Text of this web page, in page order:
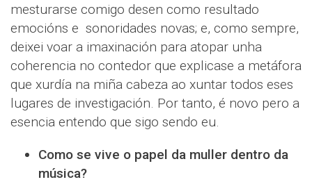
mesturarse comigo desen como resultado
emocións e sonoridades novas; e, como sempre,
deixei voar a imaxinación para atopar unha
coherencia no contedor que explicase a metáfora
que xurdía na miña cabeza ao xuntar todos eses
lugares de investigación. Por tanto, é novo pero a
esencia entendo que sigo sendo eu.
Como se vive o papel da muller dentro da
música?